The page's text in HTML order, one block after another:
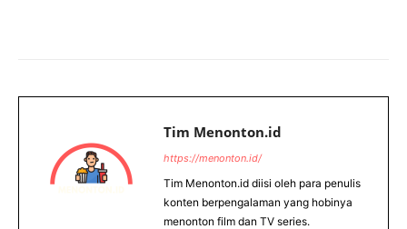
Tim Menonton.id
https://menonton.id/
Tim Menonton.id diisi oleh para penulis
konten berpengalaman yang hobinya
menonton film dan TV series.